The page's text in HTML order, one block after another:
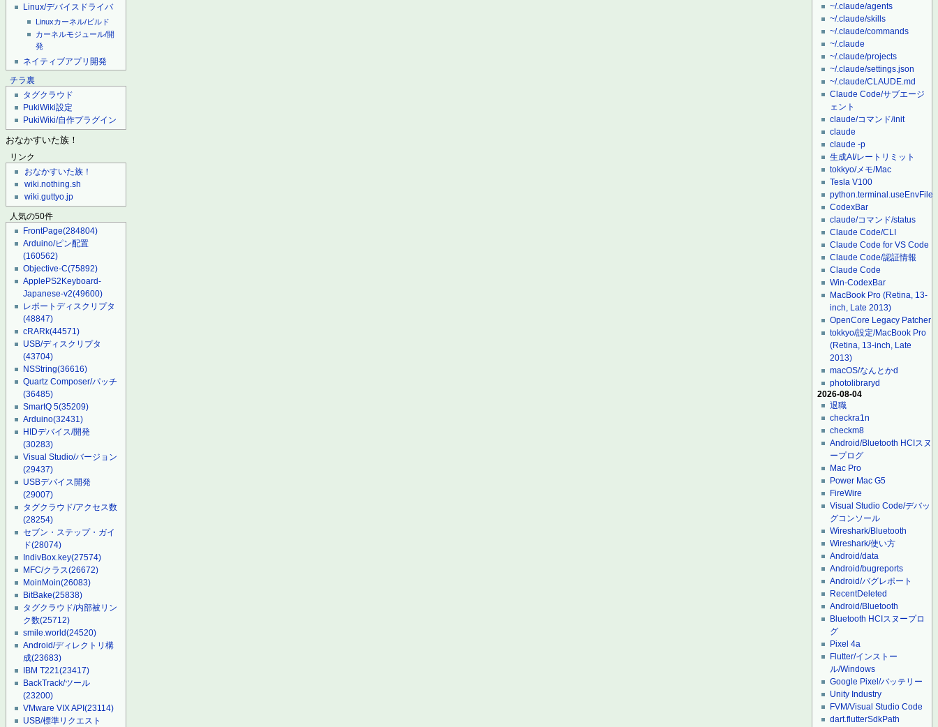
Linux/デバイスドライバ
Linuxカーネル/ビルド
カーネルモジュール/開
発
ネイティブアプリ開発
チラ裏
タグクラウド
PukiWiki設定
PukiWiki/自作プラグイン
おなかすいた族！
リンク
おなかすいた族！
wiki.nothing.sh
wiki.guttyo.jp
人気の50件
FrontPage(284804)
Arduino/ピン配置
(160562)
Objective-C(75892)
ApplePS2Keyboard-
Japanese-v2(49600)
レポートディスクリプタ
(48847)
cRARk(44571)
USB/ディスクリプタ
(43704)
NSString(36616)
Quartz Composer/パッチ
(36485)
SmartQ 5(35209)
Arduino(32431)
HIDデバイス/開発
(30283)
Visual Studio/バージョン
(29437)
USBデバイス開発
(29007)
タグクラウド/アクセス数
(28254)
セブン・ステップ・ガイ
ド(28074)
IndivBox.key(27574)
MFC/クラス(26672)
MoinMoin(26083)
BitBake(25838)
タグクラウド/内部被リン
ク数(25712)
smile.world(24520)
Android/ディレクトリ構
成(23683)
IBM T221(23417)
BackTrack/ツール
(23200)
VMware VIX API(23114)
USB/標準リクエスト
~/.claude/agents
~/.claude/skills
~/.claude/commands
~/.claude
~/.claude/projects
~/.claude/settings.json
~/.claude/CLAUDE.md
Claude Code/サブエージ
ェント
claude/コマンド/init
claude
claude -p
生成AI/レートリミット
tokkyo/メモ/Mac
Tesla V100
python.terminal.useEnvFile
CodexBar
claude/コマンド/status
Claude Code/CLI
Claude Code for VS Code
Claude Code/認証情報
Claude Code
Win-CodexBar
MacBook Pro (Retina, 13-
inch, Late 2013)
OpenCore Legacy Patcher
tokkyo/設定/MacBook Pro
(Retina, 13-inch, Late
2013)
macOS/なんとかd
photolibraryd
2026-08-04
退職
checkra1n
checkm8
Android/Bluetooth HCIスヌ
ープログ
Mac Pro
Power Mac G5
FireWire
Visual Studio Code/デバッ
グコンソール
Wireshark/Bluetooth
Wireshark/使い方
Android/data
Android/bugreports
Android/バグレポート
RecentDeleted
Android/Bluetooth
Bluetooth HCIスヌープロ
グ
Pixel 4a
Flutter/インストー
ル/Windows
Google Pixel/バッテリー
Unity Industry
FVM/Visual Studio Code
dart.flutterSdkPath